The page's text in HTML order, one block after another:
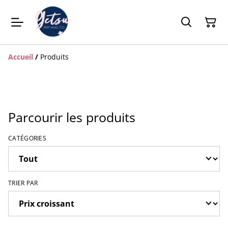
Accueil / Produits
Parcourir les produits
CATÉGORIES
TRIER PAR